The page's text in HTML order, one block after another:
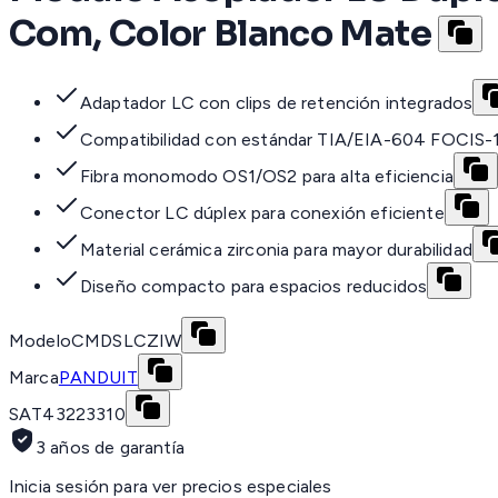
Com, Color Blanco Mate
Adaptador LC con clips de retención integrados
Compatibilidad con estándar TIA/EIA-604 FOCIS-
Fibra monomodo OS1/OS2 para alta eficiencia
Conector LC dúplex para conexión eficiente
Material cerámica zirconia para mayor durabilidad
Diseño compacto para espacios reducidos
ModeloCMDSLCZIW
MarcaPANDUIT
SAT43223310
3 años de garantía
Inicia sesión para ver precios especiales